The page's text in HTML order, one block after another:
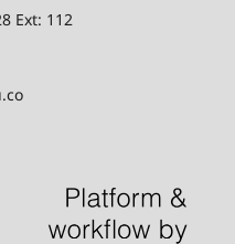
Ext: 112